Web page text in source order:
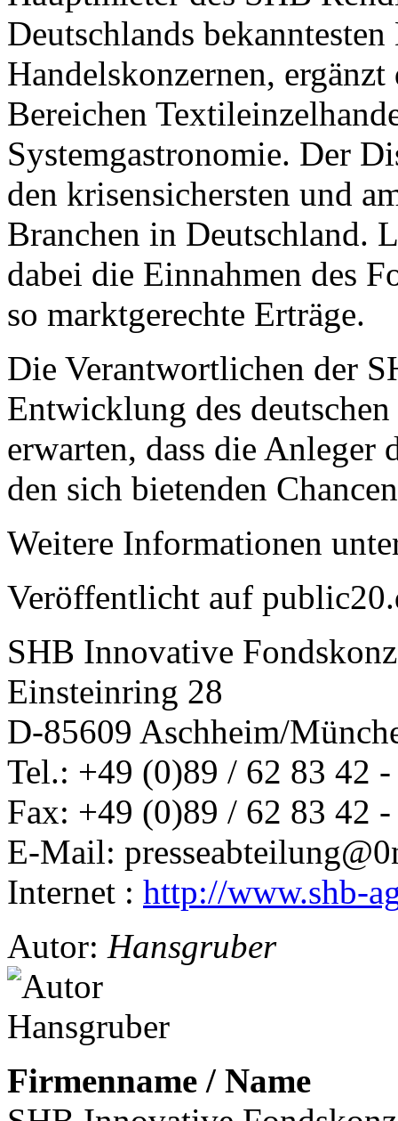
Deutschlands
Handelskonzernen,
Bereichen
Systemgastronomie. Der
den krisensichersten und
Branchen in Deutschland.
dabei die Einnahmen des
so marktgerechte Erträge.
Die Verantwortlichen der
Entwicklung des
erwarten, dass die
den sich bietenden
Weitere Informationen
Veröffentlicht auf
SHB Innovative
Einsteinring 28
D-85609 Aschheim/
Tel.: +49 (0)89 / 62 83 42
Fax: +49 (0)89 / 62 83 42
E-Mail: presseabteilung@
Internet : http://www.shb-
Autor: Hansgruber
Firmenname / Name